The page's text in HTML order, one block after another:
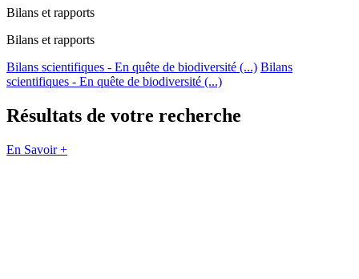
Bilans et rapports
Bilans et rapports
Bilans scientifiques - En quête de biodiversité (...) Bilans
scientifiques - En quête de biodiversité (...)
Résultats de votre recherche
En Savoir +